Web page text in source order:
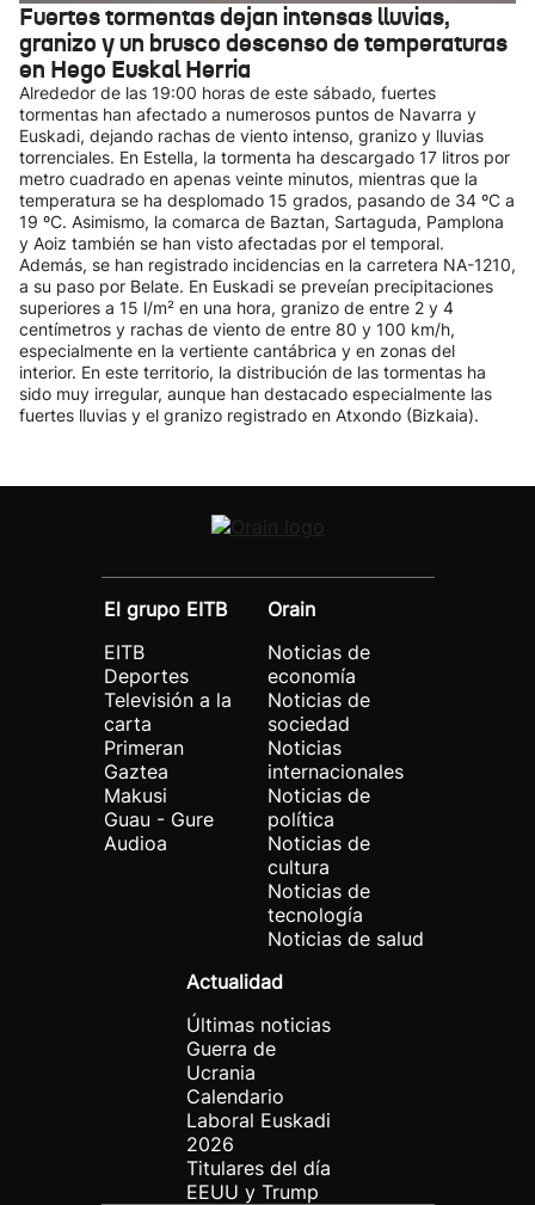
Fuertes tormentas dejan intensas lluvias,
granizo y un brusco descenso de temperaturas
en Hego Euskal Herria
Alrededor de las 19:00 horas de este sábado, fuertes
tormentas han afectado a numerosos puntos de Navarra y
Euskadi, dejando rachas de viento intenso, granizo y lluvias
torrenciales. En Estella, la tormenta ha descargado 17 litros por
metro cuadrado en apenas veinte minutos, mientras que la
temperatura se ha desplomado 15 grados, pasando de 34 ºC a
19 ºC. Asimismo, la comarca de Baztan, Sartaguda, Pamplona
y Aoiz también se han visto afectadas por el temporal.
Además, se han registrado incidencias en la carretera NA-1210,
a su paso por Belate. En Euskadi se preveían precipitaciones
superiores a 15 l/m² en una hora, granizo de entre 2 y 4
centímetros y rachas de viento de entre 80 y 100 km/h,
especialmente en la vertiente cantábrica y en zonas del
interior. En este territorio, la distribución de las tormentas ha
sido muy irregular, aunque han destacado especialmente las
fuertes lluvias y el granizo registrado en Atxondo (Bizkaia).
El grupo EITB
EITB
Deportes
Televisión a la
carta
Primeran
Gaztea
Makusi
Guau - Gure
Audioa
Orain
Noticias de
economía
Noticias de
sociedad
Noticias
internacionales
Noticias de
política
Noticias de
cultura
Noticias de
tecnología
Noticias de salud
Actualidad
Últimas noticias
Guerra de
Ucrania
Calendario
Laboral Euskadi
2026
Titulares del día
EEUU y Trump